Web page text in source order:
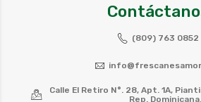
(809) 763 0852
Calle El Retiro N°. 28, Apt. 1A,
Rep. Dominicana.